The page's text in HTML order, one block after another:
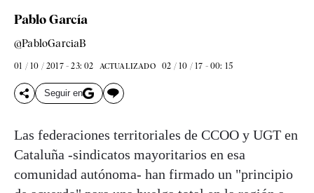
Pablo García
@PabloGarciaB
01 / 10 / 2017 - 23: 02 ACTUALIZADO 02 / 10 / 17 - 00: 15
Seguir en
Las federaciones territoriales de CCOO y UGT en
Cataluña -sindicatos mayoritarios en esa
comunidad autónoma- han firmado un "principio